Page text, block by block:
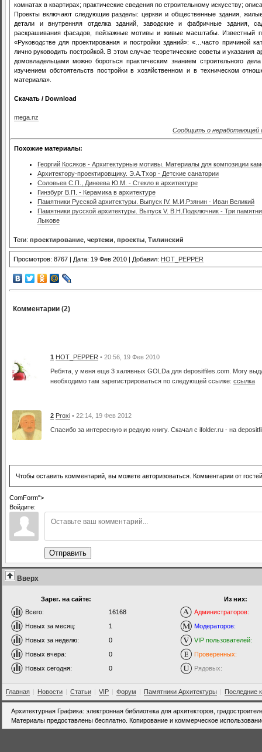
комнатах в квартирах; практические сведения по строительному искусству;
Проекты включают следующие разделы: церкви и общественные здания,
детали и внутренняя отделка зданий, заводские и фабричные здания,
раскрашивания фасадов, пейзажные мотивы и живые масштабы. Известный
«Руководстве для проектирования и постройки зданий»: «…часто причиной
лично руководить постройкой. В этом случае теоретические советы и указания
домовладельцами можно бороться практическим знанием строительного
изучением обстоятельств постройки в хозяйственном и в техническом
материала».
Скачать / Download
mega.nz
Сообщить о неработающей
Похожие материалы:
Георгий Косяков - Архитектурные мотивы. Материалы для композиции
Архитектору-проектировщику. Э.А.Тхор - Детские санатории
Соловьев С.П., Динеева Ю.М. - Стекло в архитектуре
Гинзбург В.П. - Керамика в архитектуре
Памятники Русской архитектуры. Выпуск IV. М.И.Рзянин - Иван Великий
Памятники русской архитектуры. Выпуск V. В.Н.Подключник - Три
Лыкове
Теги: проектирование чертежи проекты Тилинский
Просмотров: 8767 | Дата: 19 Фев 2010 | Добавил: HOT_PEPPER
Комментарии (2)
1 HOT_PEPPER • 20:56, 19 Фев 2010
Ребята, у меня еще 3 халявных GOLDа для depositfiles.com. Могу
необходимо там зарегистрироваться по следующей ссылке: ссылка
2 Proxi • 22:14, 19 Фев 2012
Спасибо за интересную и редкую книгу. Скачал с ifolder.ru - на
Чтобы оставить комментарий, вы можете авторизоваться. Комментарии от
ComForm">
Войдите:
Отправить
Вверх
Зарег. на сайте:
Всего:
16168
Новых за месяц:
1
Новых за неделю:
0
Новых вчера:
0
Новых сегодня:
0
Из них:
Администраторов:
Модераторов:
VIP пользователей:
Проверенных:
Рядовых:
Главная | Новости | Статьи | VIP | Форум | Памятники Архитектуры | Последние
Архитектурная Графика: электронная библиотека для архитекторов,
Материалы предоставлены бесплатно. Копирование и коммерческое